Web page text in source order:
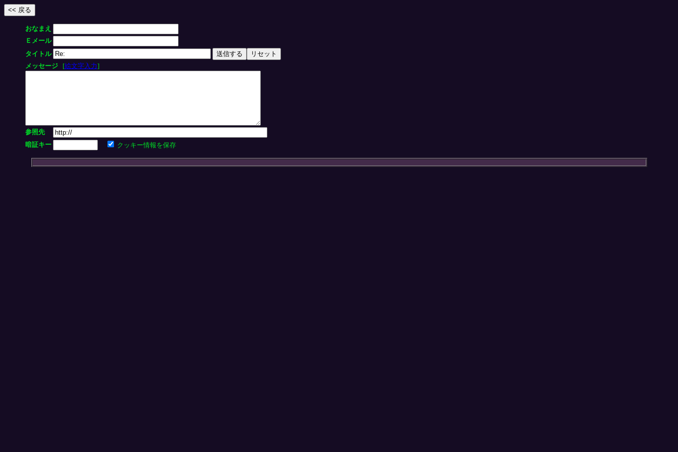
おなまえ
Ｅメール
タイトル
メッセージ
[絵文字入力]
参照先
暗証キー
クッキー情報を保存